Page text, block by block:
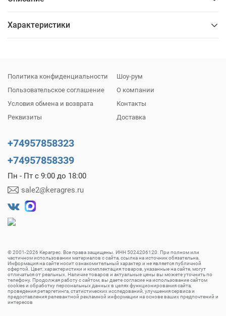
Характеристики
Упаковка
+74957858323
+74957858339
Пн - Пт с 9:00 до 18:00
sale2@keragres.ru
Политика конфиденциальности
Пользовательское соглашение
Условия обмена и возврата
Реквизиты
Шоу-рум
О компании
Контакты
Доставка
© 2001-2026 Керагрес. Все права защищены. ИНН 5024206120. При полном или
частичном использовании материалов с сайта, ссылка на источник обязательна.
Информация на сайте носит ознакомительный характер и не является публичной
офертой. Цвет, характеристики и комплектация товаров, указанные на сайте, могут
отличаться от реальных. Наличие товаров и актуальные цены вы можете уточнить по
телефону. Продолжая работу с сайтом, вы даете согласие на использование сайтом
cookies и обработку персональных данных в целях функционирования сайта,
проведения ретаргетинга, статистических исследований, улучшения сервиса и
предоставления релевантной рекламной информации на основе ваших предпочтений и
интересов